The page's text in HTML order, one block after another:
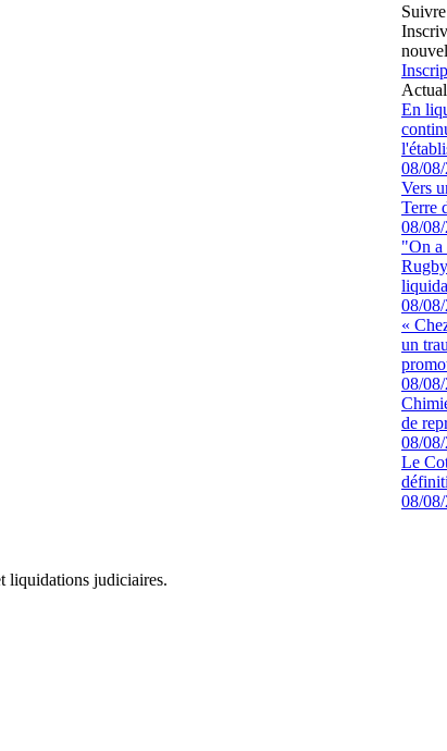
En
08/
Vers
Terre
08/
"On a
08/
«
un
08/
de
08/
Le
08/
liquidations judiciaires.